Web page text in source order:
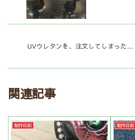
UVウレタンを、注文してしまった…
関連記事
制作日記 制作日記